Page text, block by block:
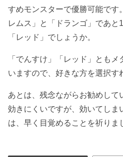
すめモンスターで優勝可能です
レムス」と「ドランゴ」であと
「レッド」でしょうか。
「でんすけ」「レッド」とも
いますので、好きな方を選択す
あとは、残念ながらお勧めして
効きにくいですが、効いてしま
は、早く目覚めることを祈りま